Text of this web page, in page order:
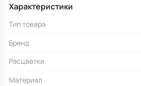
Характеристики
Тип товара
Бренд
Расцветка
Материал